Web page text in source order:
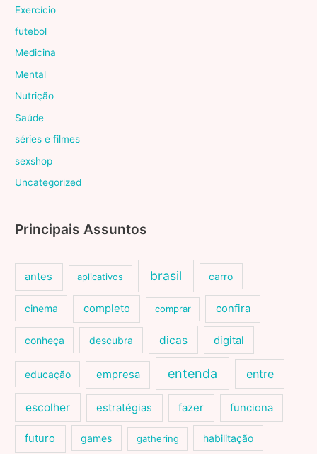
Exercício
futebol
Medicina
Mental
Nutrição
Saúde
séries e filmes
sexshop
Uncategorized
Principais Assuntos
antes aplicativos brasil carro
cinema completo comprar confira
conheça descubra dicas digital
educação empresa entenda entre
escolher estratégias fazer funciona
futuro games gathering habilitação